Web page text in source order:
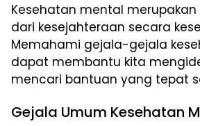
Kesehatan mental
dari kesejahteraan secara
Memahami gejala-gejala
dapat membantu kita
mencari bantuan yang tepat
Gejala Umum Kesehatan